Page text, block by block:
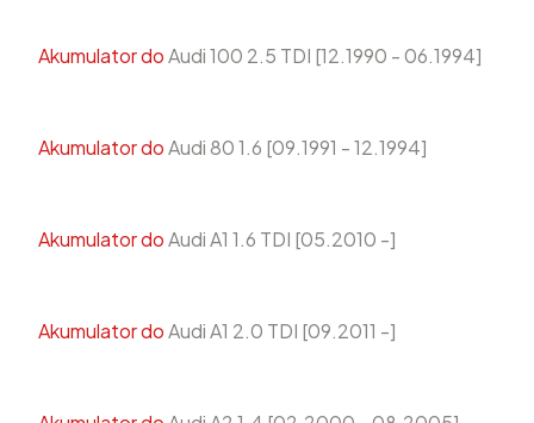
Akumulator doAudi 100 2.5 TDI [12.1990 - 06.1994]
Akumulator doAudi 80 1.6 [09.1991 - 12.1994]
Akumulator doAudi A1 1.6 TDI [05.2010 -]
Akumulator doAudi A1 2.0 TDI [09.2011 -]